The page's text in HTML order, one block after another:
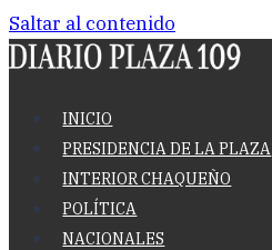
Saltar al contenido
INICIO
PRESIDENCIA DE LA PLAZA
INTERIOR CHAQUEÑO
POLÍTICA
NACIONALES